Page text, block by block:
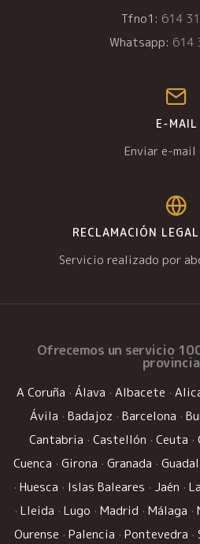
Tfno1: 614
Whatsapp: 614
E-MAIL
Enviar e-
RECLAMACIÓN
Servicio realizado por
Ofrecemos un servicio
A Coruña · Álava · Albacete ·
Ávila · Badajoz · Barcelona ·
Cantabria · Castellón · Ceuta ·
Cuenca · Girona · Granada ·
· Huesca · Islas Baleares · Jaén ·
· Lleida · Lugo · Madrid · Málaga ·
Ourense · Palencia · Pontevedra ·